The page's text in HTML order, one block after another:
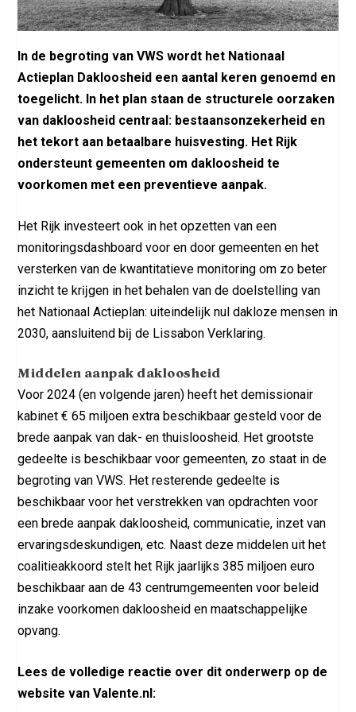
In de begroting van VWS wordt het Nationaal
Actieplan Dakloosheid een aantal keren genoemd en
toegelicht. In het plan staan de structurele oorzaken
van dakloosheid centraal: bestaansonzekerheid en
het tekort aan betaalbare huisvesting. Het Rijk
ondersteunt gemeenten om dakloosheid te
voorkomen met een preventieve aanpak.
Het Rijk investeert ook in het opzetten van een
monitoringsdashboard voor en door gemeenten en het
versterken van de kwantitatieve monitoring om zo beter
inzicht te krĳgen in het behalen van de doelstelling van
het Nationaal Actieplan: uiteindelĳk nul dakloze mensen in
2030, aansluitend bĳ de Lissabon Verklaring.
Middelen aanpak dakloosheid
Voor 2024 (en volgende jaren) heeft het demissionair
kabinet € 65 miljoen extra beschikbaar gesteld voor de
brede aanpak van dak- en thuisloosheid. Het grootste
gedeelte is beschikbaar voor gemeenten, zo staat in de
begroting van VWS. Het resterende gedeelte is
beschikbaar voor het verstrekken van opdrachten voor
een brede aanpak dakloosheid, communicatie, inzet van
ervaringsdeskundigen, etc. Naast deze middelen uit het
coalitieakkoord stelt het Rijk jaarlijks 385 miljoen euro
beschikbaar aan de 43 centrumgemeenten voor beleid
inzake voorkomen dakloosheid en maatschappelijke
opvang.
Lees de volledige reactie over dit onderwerp op de
website van Valente.nl: